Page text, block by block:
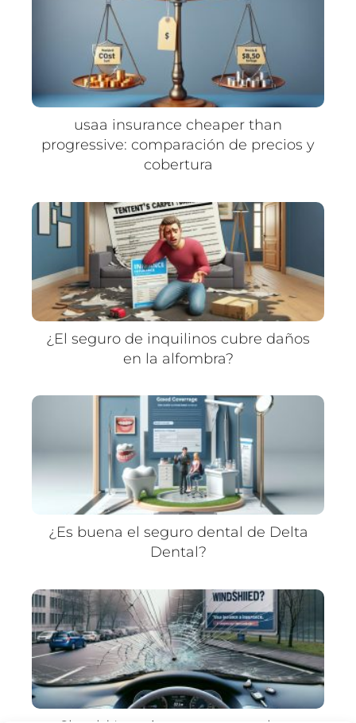
usaa insurance cheaper than
progressive: comparación de precios y
cobertura
¿El seguro de inquilinos cubre daños
en la alfombra?
¿Es buena el seguro dental de Delta
Dental?